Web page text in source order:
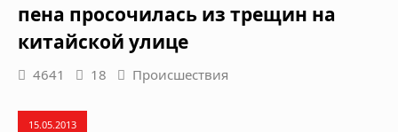
пена просочилась из трещин на
китайской улице
4641 18 Происшествия
15.05.2013